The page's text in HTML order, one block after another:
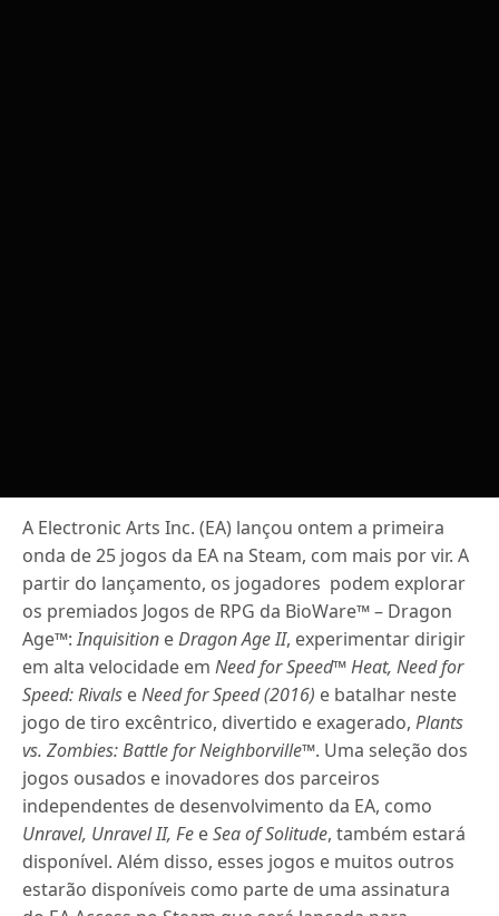
A Electronic Arts Inc. (EA) lançou ontem a primeira
onda de 25 jogos da EA na Steam, com mais por vir. A
partir do lançamento, os jogadores podem explorar
os premiados Jogos de RPG da BioWare™ – Dragon
Age™:Inquisition eDragon Age II, experimentar dirigir
em alta velocidade emNeed for Speed™ Heat, Need for
Speed: Rivals eNeed for Speed (2016) e batalhar neste
jogo de tiro excêntrico, divertido e exagerado,Plants
vs. Zombies: Battle for Neighborville™. Uma seleção dos
jogos ousados e inovadores dos parceiros
independentes de desenvolvimento da EA, como
Unravel, Unravel II, Fe eSea of Solitude, também estará
disponível. Além disso, esses jogos e muitos outros
estarão disponíveis como parte de uma assinatura